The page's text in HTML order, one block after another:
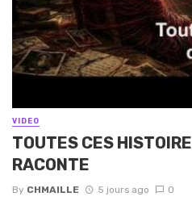
VIDEO
TOUTES CES
RACONTE
By CHMAILLE 5 jours ago 0